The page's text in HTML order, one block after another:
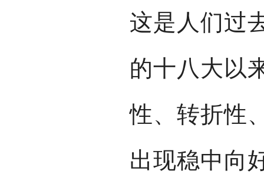
这是人们过
的十八大以
性、转折性
出现稳中向